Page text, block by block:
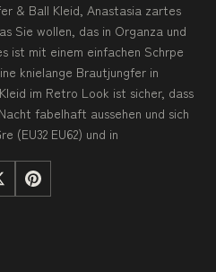
& Ball Kleid, Anastasia zartes
Sie wollen, das in Organza und
ist mit einem einfachen Schrpe
knielange Brautjungfer in
im Retro Look ist sicher, dass
fabelhaft aussehen und sich
(EU32 EU62) und in